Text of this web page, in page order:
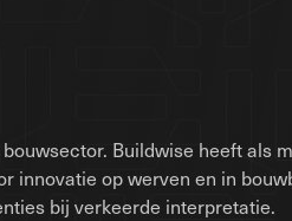
Buildwise heeft
innovatie op werven en in
bij verkeerde interpretatie.